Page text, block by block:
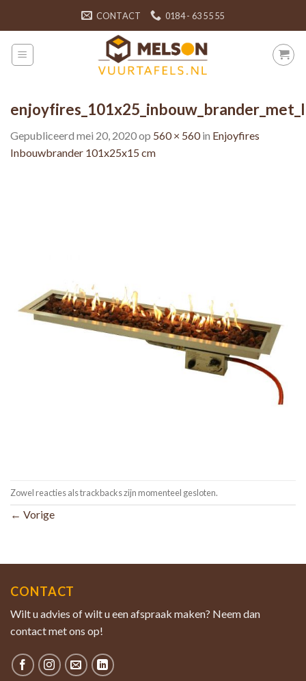
content
CONTACT 0184 - 63 55 55
Gepubliceerd mei 20, 2020op 560 × 560in Enjoyfires
Inbouwbrander 101x25x15 cm
Zowel reacties als trackbacks zijn momenteel gesloten.
← Vorige
CONTACT
Wilt u advies of wilt u een afspraak maken? Neem dan
contact met ons op!